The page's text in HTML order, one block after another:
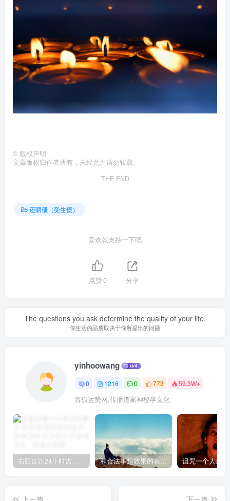
© 版权声明
文章版权归作者所有，未经允许请勿转载。
THE END
还阴债（受生债）
喜欢就支持一下吧
点赞0 分享
The questions you ask determine the quality of your life.
你生活的品质取决于你所提出的问题
yinhoowang
0 1216 0 773 59.3W+
音狐运势网,传播道家神秘学文化
右眼皮跳24小时吉凶预兆 和合法事起效果的表现，出现这些就要留意了